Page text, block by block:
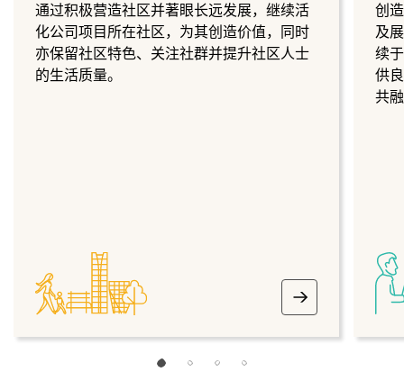
通过积极营造社区并著眼长远发展，继续活
化公司项目所在社区，为其创造价值，同时
亦保留社区特色、关注社群并提升社区人士
的生活质量。
创
及
续
供
共